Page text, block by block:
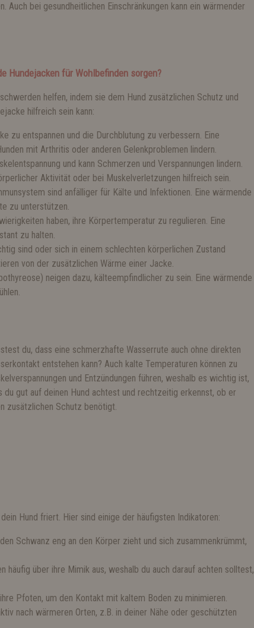
bei gesundheitlichen Einschränkungen kann ein wärmender
Hundejacken für Wohlbefinden sorgen?
helfen, indem sie dem Hund zusätzlichen Schutz und
hilfreich sein kann:
zu entspannen und die Durchblutung zu verbessern. Eine
mit Arthritis oder anderen Gelenkproblemen lindern.
und kann Schmerzen und Verspannungen lindern.
Aktivität oder bei Muskelverletzungen hilfreich sein.
sind anfälliger für Kälte und Infektionen. Eine wärmende
zu unterstützen.
haben, ihre Körpertemperatur zu regulieren. Eine
zu halten.
sind oder sich in einem schlechten körperlichen Zustand
von der zusätzlichen Wärme einer Jacke.
neigen dazu, kälteempfindlicher zu sein. Eine wärmende
du, dass eine schmerzhafte Wasserrute auch ohne direkten
entstehen kann? Auch kalte Temperaturen können zu
und Entzündungen führen, weshalb es wichtig ist,
du gut auf deinen Hund achtest und rechtzeitig erkennst, ob er
zusätzlichen Schutz benötigt.
Hund friert. Hier sind einige der häufigsten Indikatoren:
Schwanz eng an den Körper zieht und sich zusammenkrümmt,
häufig über ihre Mimik aus, weshalb du auch darauf achten solltest,
Pfoten, um den Kontakt mit kaltem Boden zu minimieren.
nach wärmeren Orten, z.B. in deiner Nähe oder geschützten